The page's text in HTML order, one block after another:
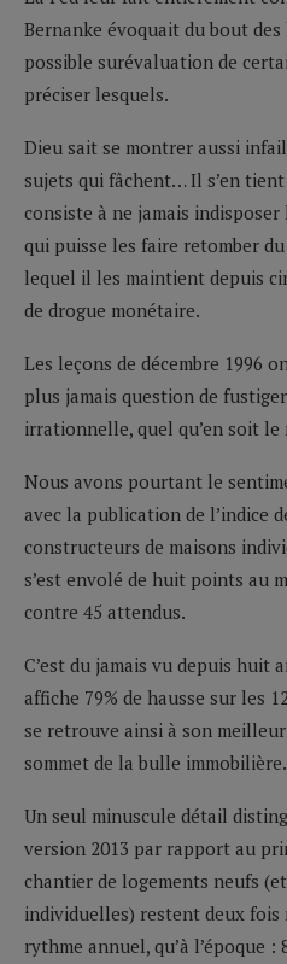
Bernanke évoquait du bout
possible surévaluation de
préciser lesquels.
Dieu sait se montrer aussi
sujets qui fâchent… Il s’en
consiste à ne jamais
qui puisse les faire retomber
lequel il les maintient depuis
de drogue monétaire.
Les leçons de décembre 1996
plus jamais question de
irrationnelle, quel qu’en soit le
Nous avons pourtant le
avec la publication de l’indice
constructeurs de maisons
s’est envolé de huit points au
contre 45 attendus.
C’est du jamais vu depuis huit
affiche 79% de hausse sur les
se retrouve ainsi à son
sommet de la bulle immobilière.
Un seul minuscule détail
version 2013 par rapport au
chantier de logements neufs
individuelles) restent deux fois
rythme annuel, qu’à l’époque